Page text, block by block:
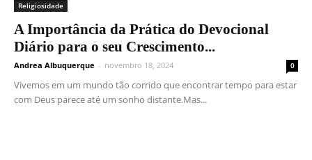
Religiosidade
A Importância da Prática do Devocional
Diário para o seu Crescimento...
Andrea Albuquerque - novembro 18, 2024 0
Vivemos em um mundo tão corrido que encontrar tempo para estar
com Deus parece até um sonho distante.Mas...